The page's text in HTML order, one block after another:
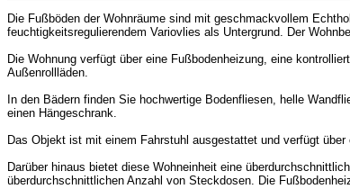
Die Fußböden der Wohnräume sind mit geschmackvollem
feuchtigkeitsregulierendem Variovlies als Untergrund. Der
Die Wohnung verfügt über eine Fußbodenheizung, eine
Außenrollläden.
In den Bädern finden Sie hochwertige Bodenfliesen, helle
einen Hängeschrank.
Das Objekt ist mit einem Fahrstuhl ausgestattet und verfügt
Darüber hinaus bietet diese Wohneinheit eine
überdurchschnittlichen Anzahl von Steckdosen. Die